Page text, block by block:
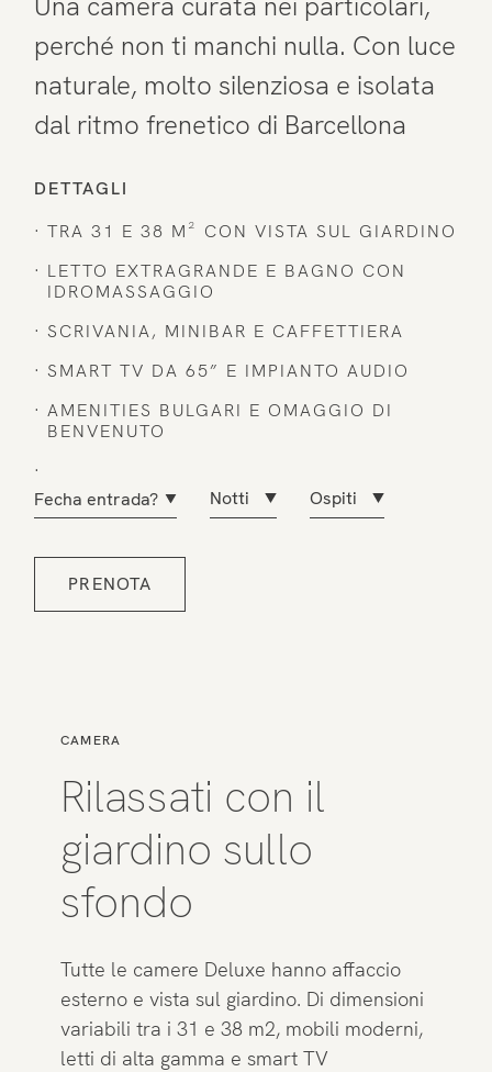
Penthouse
Palestra e Spa
Ristorante
Esperienze
perché non ti manchi nulla. Con luce
naturale, molto silenziosa e isolata
dal ritmo frenetico di Barcellona
DETTAGLI
TRA 31 E 38 M² CON VISTA SUL GIARDINO
LETTO EXTRAGRANDE E BAGNO CON
IDROMASSAGGIO
SCRIVANIA, MINIBAR E CAFFETTIERA
SMART TV DA 65” E IMPIANTO AUDIO
AMENITIES BULGARI E OMAGGIO DI
BENVENUTO
CAMERA
Rilassati con il
giardino sullo
sfondo
Tutte le camere Deluxe hanno affaccio
esterno e vista sul giardino. Di dimensioni
variabili tra i 31 e 38 m2, mobili moderni,
letti di alta gamma e smart TV